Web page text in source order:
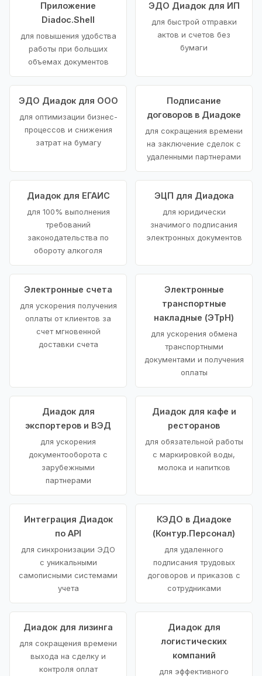
Приложение
Diadoc.Shell
для повышения удобства
работы при больших
объемах документов
ЭДО Диадок для ИП
для быстрой отправки
актов и счетов без
бумаги
ЭДО Диадок для ООО
для оптимизации бизнес-
процессов и снижения
затрат на бумагу
Подписание
договоров в Диадоке
для сокращения времени
на заключение сделок с
удаленными партнерами
Диадок для ЕГАИС
для 100% выполнения
требований
законодательства по
обороту алкоголя
ЭЦП для Диадока
для юридически
значимого подписания
электронных документов
Электронные счета
для ускорения получения
оплаты от клиентов за
счет мгновенной
доставки счета
Электронные
транспортные
накладные (ЭТрН)
для ускорения обмена
транспортными
документами и получения
оплаты
Диадок для
экспортеров и ВЭД
для ускорения
документооборота с
зарубежными
партнерами
Диадок для кафе и
ресторанов
для обязательной работы
с маркировкой воды,
молока и напитков
Интеграция Диадок
по API
для синхронизации ЭДО
с уникальными
самописными системами
учета
КЭДО в Диадоке
(Контур.Персонал)
для удаленного
подписания трудовых
договоров и приказов с
сотрудниками
Диадок для лизинга
для сокращения времени
выхода на сделку и
контроля оплат
Диадок для
логистических
компаний
для эффективного